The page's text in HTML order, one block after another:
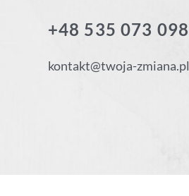
+48 535 073 098
kontakt@twoja-zmiana.pl